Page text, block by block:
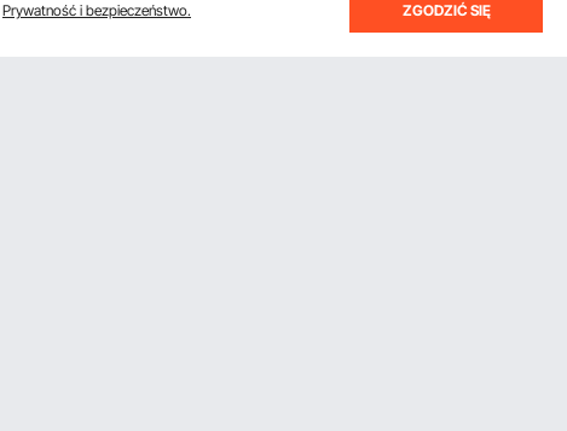
Prywatność i bezpieczeństwo. ZGODZIĆ SIĘ